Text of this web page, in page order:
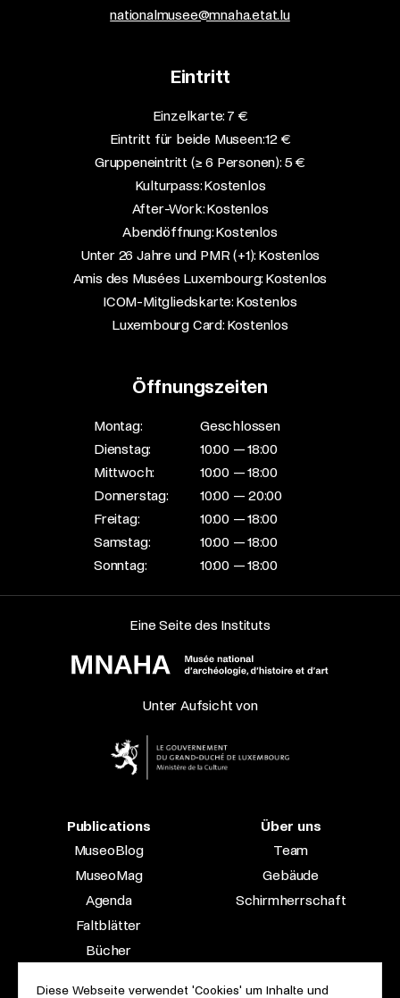
nationalmusee@mnaha.etat.lu
Eintritt
Einzelkarte: 7 €​
Eintritt für beide Museen: 12 €​
Gruppeneintritt (≥ 6 Personen): 5 €​
Kulturpass: Kostenlos​
After-Work: Kostenlos​
Abendöffnung: Kostenlos​
Unter 26 Jahre und PMR (+1): Kostenlos​
Amis des Musées Luxembourg: Kostenlos​
ICOM-Mitgliedskarte: Kostenlos​
Luxembourg Card: Kostenlos
Öffnungszeiten
Montag:
Geschlossen
Dienstag:
10:00 — 18:00
Mittwoch:
10:00 — 18:00
Donnerstag:
10:00 — 20:00
Freitag:
10:00 — 18:00
Samstag:
10:00 — 18:00
Sonntag:
10:00 — 18:00
Eine Seite des Instituts
Unter Aufsicht von
Publications
MuseoBlog
MuseoMag
Agenda
Faltblätter
Bücher
Über uns
Team
Gebäude
Schirmherrschaft
Diese Webseite verwendet 'Cookies' um Inhalte und